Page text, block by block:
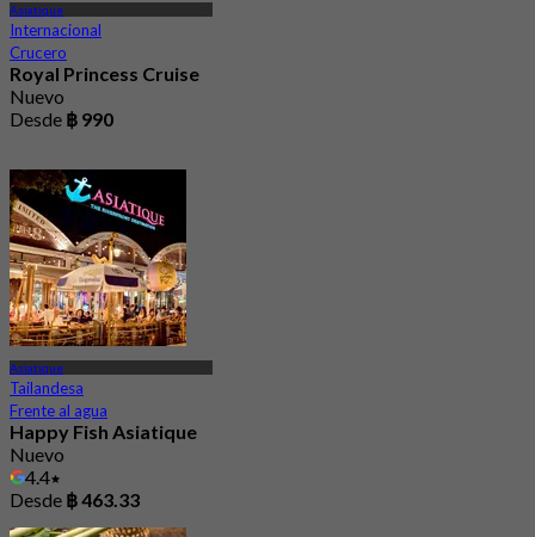
Asiatique
Internacional
Crucero
Royal Princess Cruise
Nuevo
Desde ฿ 990
Asiatique
Tailandesa
Frente al agua
Happy Fish Asiatique
Nuevo
4.4
Desde ฿ 463.33